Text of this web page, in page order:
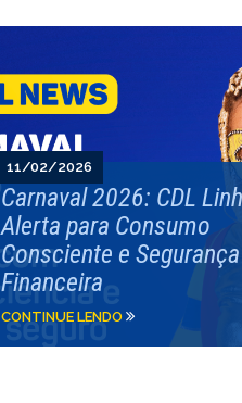
11/02/2026
Carnaval 2026: CDL
Alerta para Consumo
Consciente e Segurança
Financeira
CONTINUE LENDO